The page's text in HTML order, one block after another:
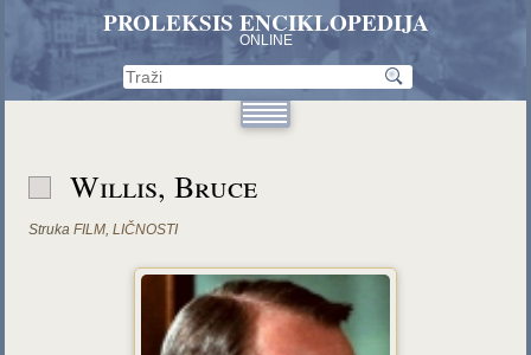
PROLEKSIS ENCIKLOPEDIJA
ONLINE
Willis, Bruce
Struka FILM,LIČNOSTI